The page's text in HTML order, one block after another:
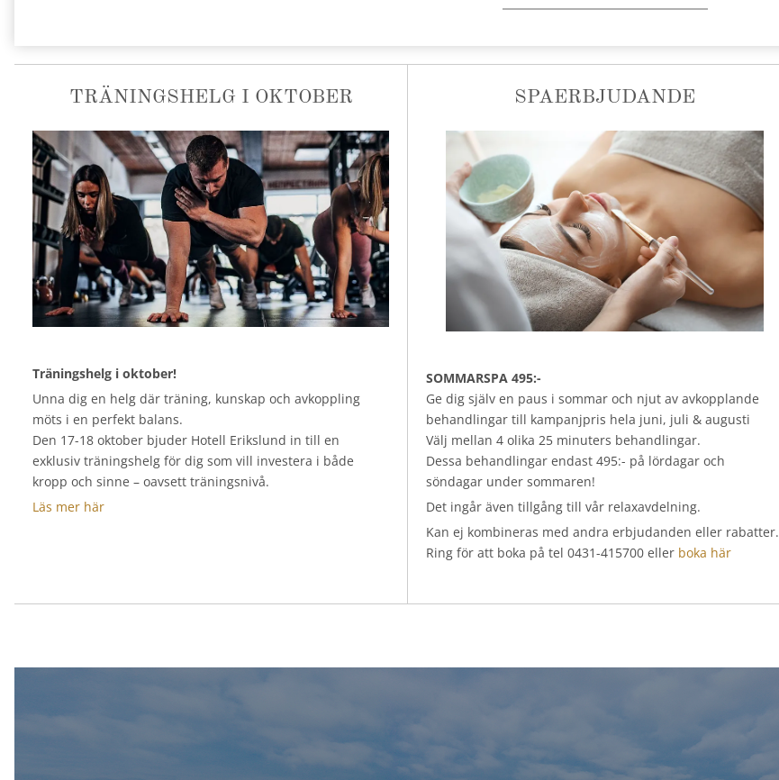
TRÄNINGSHELG I OKTOBER
Träningshelg i oktober!
Unna dig en helg där träning, kunskap och avkoppling
möts i en perfekt balans.
Den 17-18 oktober bjuder Hotell Erikslund in till en
exklusiv träningshelg för dig som vill investera i både
kropp och sinne – oavsett träningsnivå.
Läs mer här
SPAERBJUDANDE
SOMMARSPA 495:-
Ge dig själv en paus i sommar och njut av avkopplande
behandlingar till kampanjpris hela juni, juli & augusti
Välj mellan 4 olika 25 minuters behandlingar.
Dessa behandlingar endast 495:- på lördagar och
söndagar under sommaren!
Det ingår även tillgång till vår relaxavdelning.
Kan ej kombineras med andra erbjudanden eller rabatter.
Ring för att boka på tel 0431-415700 eller boka här